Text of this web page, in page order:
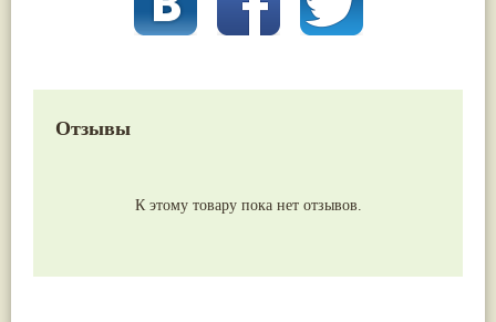
Отзывы
К этому товару пока нет отзывов.